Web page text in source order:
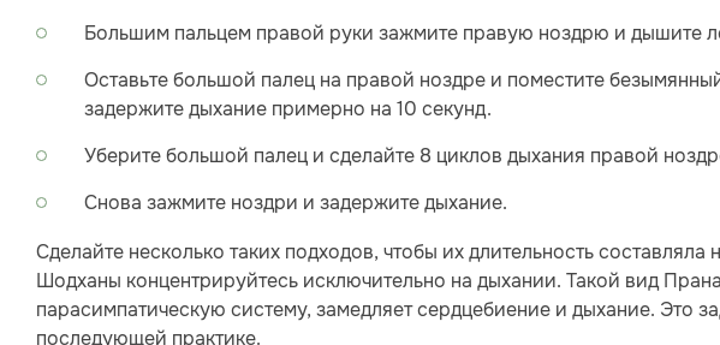
Большим пальцем правой руки зажмите правую ноздрю и дышите
Оставьте большой палец на правой ноздре и поместите
задержите дыхание примерно на 10 секунд.
Уберите большой палец и сделайте 8 циклов дыхания правой
Снова зажмите ноздри и задержите дыхание.
Сделайте несколько таких подходов, чтобы их длительность
Шодханы концентрируйтесь исключительно на дыхании. Такой вид
парасимпатическую систему, замедляет сердцебиение и дыхание. Это
последующей практике.